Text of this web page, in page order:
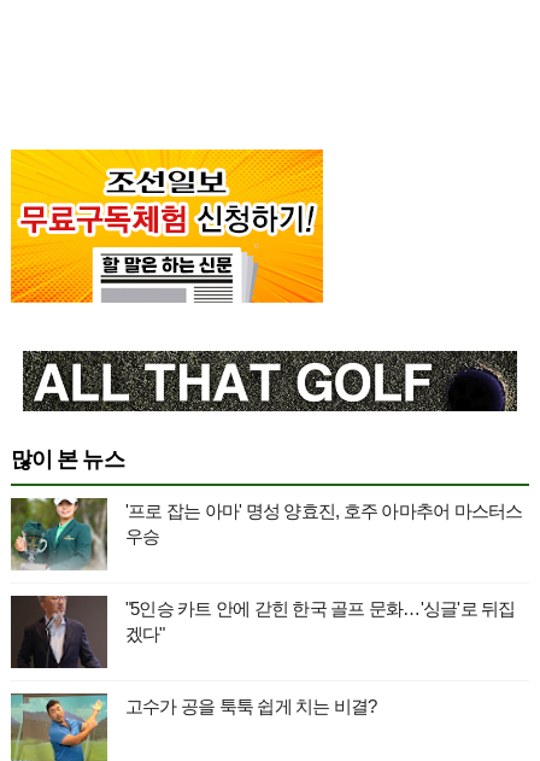
많이 본 뉴스
'프로 잡는 아마' 명성 양효진, 호주 아마추어 마스터스
우승
"5인승 카트 안에 갇힌 한국 골프 문화…'싱글'로 뒤집
겠다"
고수가 공을 툭툭 쉽게 치는 비결?